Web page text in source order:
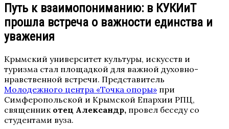
Путь к взаимопониманию: в КУКИиТ
прошла встреча о важности единства и
уважения
Крымский университет культуры, искусств и
туризма стал площадкой для важной духовно-
нравственной встречи. Представитель
Молодежного центра «Точка опоры» при
Симферопольской и Крымской Епархии РПЦ,
священник отец Александр, провел беседу со
студентами вуза.